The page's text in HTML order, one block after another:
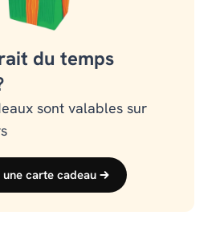
du temps
sont valables sur
carte cadeau